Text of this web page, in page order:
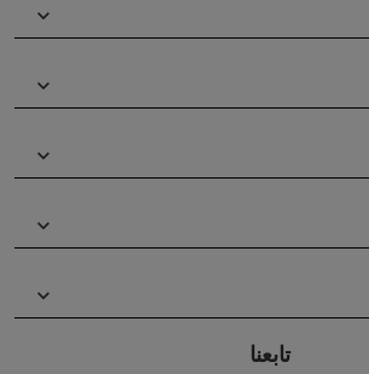
keyboard_arrow_down
keyboard_arrow_down
keyboard_arrow_down
keyboard_arrow_down
keyboard_arrow_down
تابعنا